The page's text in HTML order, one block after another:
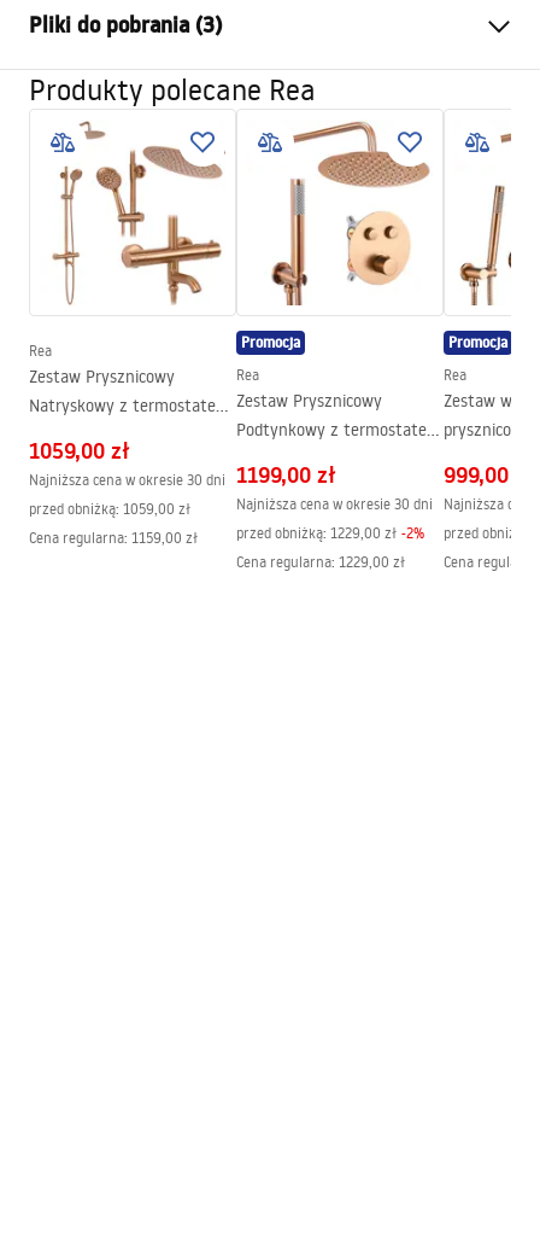
Kolor
Typ kabiny
Narożna
Szkło
Transparentne 6mm
Sposób otwierania
Składany
Montaż
Na brodziku lub posadzce
Wysokość (mm)
Strona
Obustronna
Gwarancja
24 miesiące
Powłoka Easy Clean
Tak, po wewnętrznej stronie
Pliki do pobrania (3)
shower manual
shower manual.pdf
Karta produktu
KABINA PRYSZNICOWA MOLIER CHROM (DRZWI +
SCIANKA).pdf
Instrukcja montażu Kabiny Molier PL.pdf
Produkty polecane Rea
Rea
Zestaw Prysznicowy
Natryskowy z termostatem
Szczotkowany
1059,00 zł
Najniższa cena w okresie 30 dni
przed obniżką: 1059,00 zł
Cena regularna: 1159,00 zł
Promocja
Rea
Zestaw Prysznicowy
Podtynkowy z termostatem
+ BOX
1199,00 zł
Najniższa cena w okresie 30 dni
przed obniżką: 1229,00 zł -2%
Cena regularna: 1229,00 zł
Promocja
Rea
Zestaw
prysznicowy
999,00 zł
Najniższa
przed obniżką:
Cena regularna